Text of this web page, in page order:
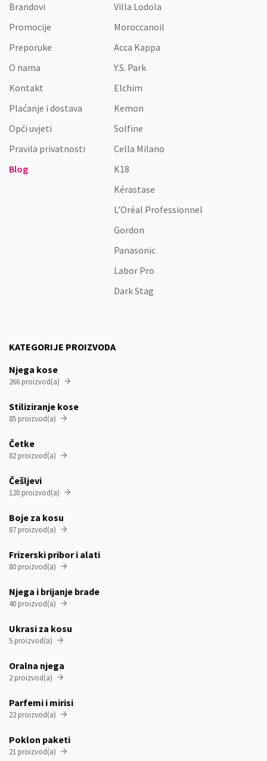
Brandovi
Promocije
Preporuke
O nama
Kontakt
Plaćanje i dostava
Opći uvjeti
Pravila privatnosti
Blog
Villa Lodola
Moroccanoil
Acca Kappa
Y.S. Park
Elchim
Kemon
Solfine
Cella Milano
K18
Kérastase
L’Oréal Professionnel
Gordon
Panasonic
Labor Pro
Dark Stag
KATEGORIJE PROIZVODA
Njega kose
266 proizvod(a) 
Stiliziranje kose
85 proizvod(a) 
Četke
82 proizvod(a) 
Češljevi
120 proizvod(a) 
Boje za kosu
87 proizvod(a) 
Frizerski pribor i alati
80 proizvod(a) 
Njega i brijanje brade
40 proizvod(a) 
Ukrasi za kosu
5 proizvod(a) 
Oralna njega
2 proizvod(a) 
Parfemi i mirisi
22 proizvod(a) 
Poklon paketi
21 proizvod(a) 